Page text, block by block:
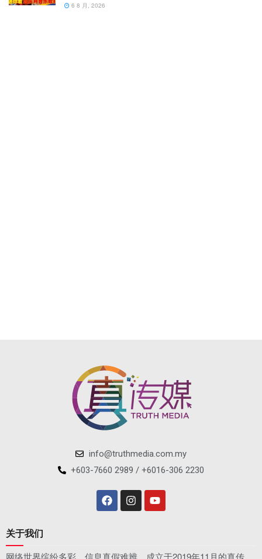
6 8 月, 2026
info@truthmedia.com.my
+603-7660 2989 / +6016-306 2230
关于我们
网络世界缤纷多彩，信息真假难辨。成立于2019年11月的真传